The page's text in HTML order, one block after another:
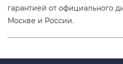
гарантией от официального
Москве и России.